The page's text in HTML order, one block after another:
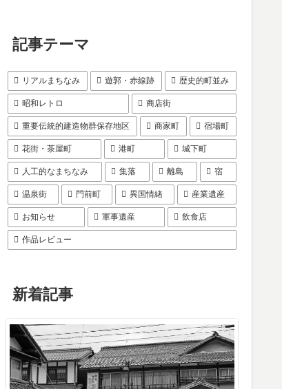
記事テーマ
リアルまちなみ 遊郭・赤線跡 歴史的町並み
昭和レトロ 商店街
重要伝統的建造物群保存地区 商家町 宿場町
花街・茶屋町 港町 城下町
人工的なまちなみ 集落 離島 宿
温泉街 門前町 異国情緒 産業遺産
お知らせ 軍事遺産 飲食店
作品レビュー
新着記事